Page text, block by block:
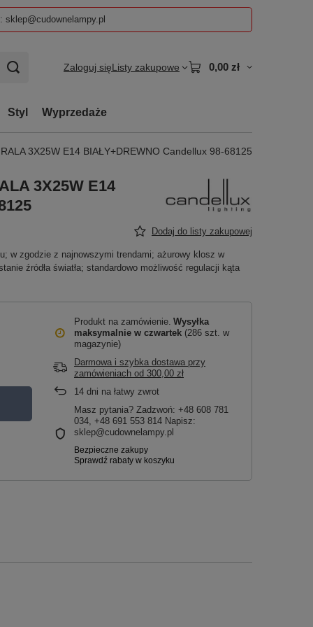
Zaloguj sięListy zakupowe 0,00 zł
Styl Wyprzedaże
3X25W E14 BIAŁY+DREWNO Candellux 98-68125
3X25W E14
Dodaj do listy zakupowej
w zgodzie z najnowszymi trendami; ażurowy klosz w
źródła światła; standardowo możliwość regulacji kąta
Produkt na zamówienie Wysyłka
maksymalnie w czwartek (286 szt. w
magazynie)
Darmowa i szybka dostawa przy
zamówieniach od 300,00 zł
14 dni na łatwy zwrot
Masz pytania? Zadzwoń: +48 608 781
034, +48 691 553 814 Napisz:
sklep@cudownelampy.pl